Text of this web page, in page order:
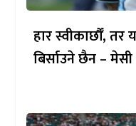
हार स्वीकार्छौँ,
बिर्साउने छैन – मेसी